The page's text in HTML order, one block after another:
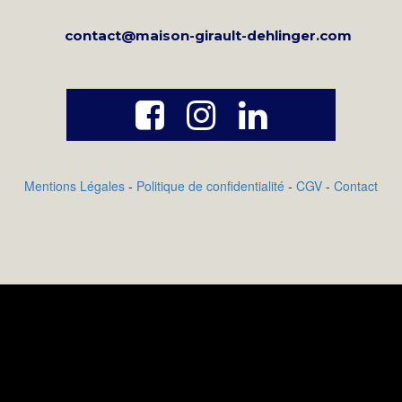
contact@maison-girault-dehlinger.com
  
Mentions Légales - Politique de confidentialité - CGV - Contact